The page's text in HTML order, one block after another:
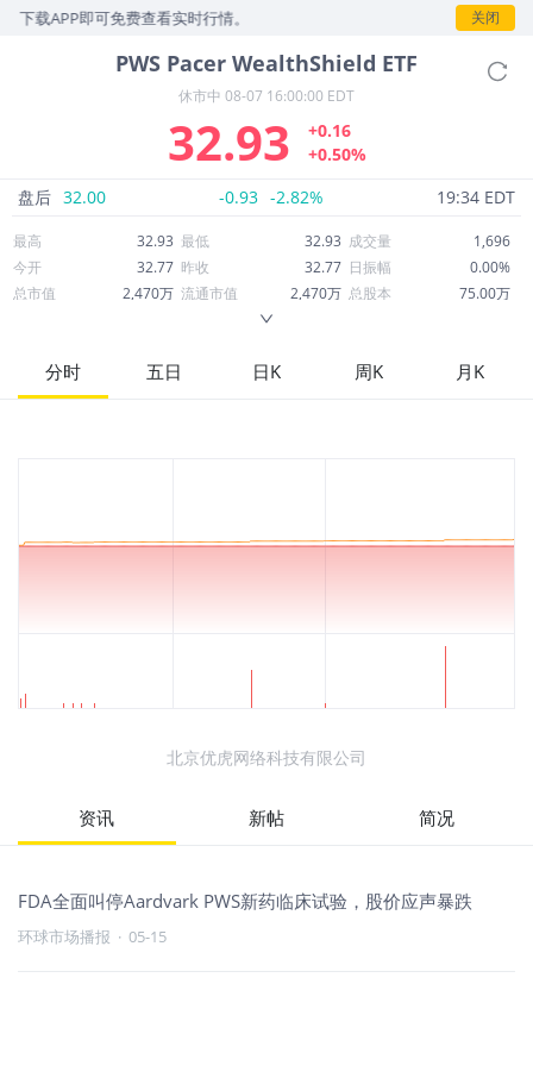
载APP即可免费查看实时行情。 关闭
PWS Pacer WealthShield ETF
休市中 08-07 16:00:00 EDT
32.93
+0.16
+0.50%
盘后 32.00 -0.93 -2.82% 19:34 EDT
最高 32.93 最低 32.93 成交量
1,696
今开
32.77 昨收 32.77 日振幅
0.00%
总市值
2,470万 流通市值 2,470万 总股本
75.00万
52周最高
33.71 市盈率
股息
分时 五日 日K 周K 月K
北京优虎网络科技有限公司
资讯 新帖 简况
FDA全面叫停Aardvark PWS新药临床试验，股价应声暴跌
环球市场播报 · 05-15